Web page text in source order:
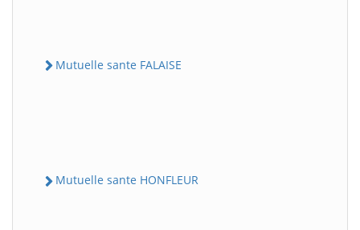
Mutuelle sante FALAISE
Mutuelle sante HONFLEUR